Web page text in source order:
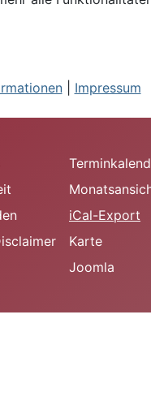
iCal-Export
Karte
Joomla
| Impressum